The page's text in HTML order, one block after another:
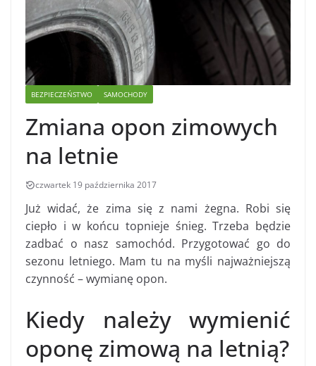
BEZPIECZEŃSTWO SAMOCHODY
Zmiana opon zimowych
na letnie
czwartek 19 października 2017
Już widać, że zima się z nami żegna. Robi się
ciepło i w końcu topnieje śnieg. Trzeba będzie
zadbać o nasz samochód. Przygotować go do
sezonu letniego. Mam tu na myśli najważniejszą
czynność – wymianę opon.
Kiedy należy wymienić
oponę zimową na letnią?